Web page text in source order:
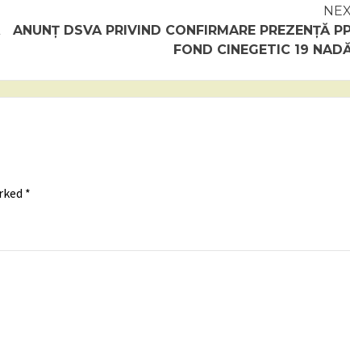
ANUNȚ DSVA PRIVIND CONFIRMARE PREZENȚĂ
FOND CINEGETIC 19
*